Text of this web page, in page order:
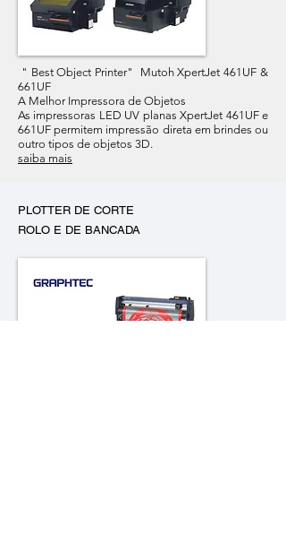
" Best Object Printer" Mutoh XpertJet 461UF &
661UF
A Melhor Impressora de Objetos
As impressoras LED UV planas XpertJet 461UF e
661UF permitem impressão direta em brindes ou
outro tipos de objetos 3D.
saiba mais
PLOTTER DE CORTE
ROLO E DE BANCADA